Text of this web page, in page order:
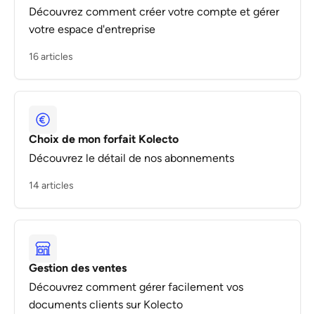
Découvrez comment créer votre compte et gérer
votre espace d'entreprise
16 articles
Choix de mon forfait Kolecto
Découvrez le détail de nos abonnements
14 articles
Gestion des ventes
Découvrez comment gérer facilement vos
documents clients sur Kolecto